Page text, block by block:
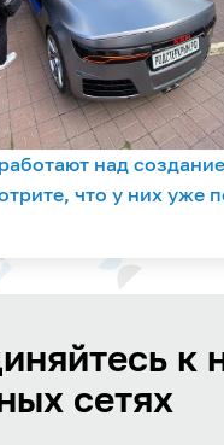
над
что у них уже
к
сетях